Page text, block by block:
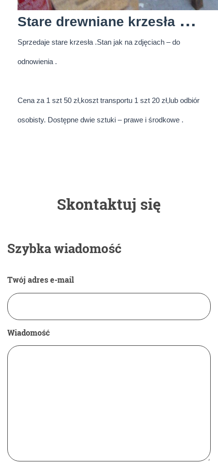
S
tare drewniane krzesła PRL
Sprzedaje stare krzesła .Stan jak na zdjęciach – do
odnowienia .
Cena za 1 szt 50 zł,koszt transportu 1 szt 20 zł,lub odbiór
osobisty. Dostępne dwie sztuki – prawe i środkowe .
Skontaktuj się
Szybka wiadomość
Twój adres e-mail
Wiadomość